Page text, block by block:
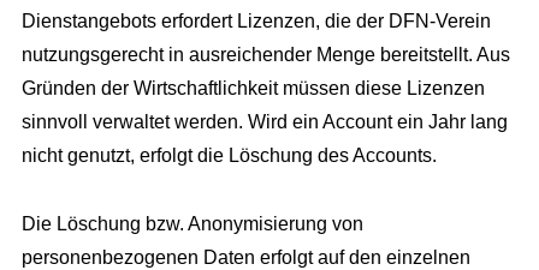
Dienstangebots erfordert Lizenzen, die der DFN-Verein
nutzungsgerecht in ausreichender Menge bereitstellt. Aus
Gründen der Wirtschaftlichkeit müssen diese Lizenzen
sinnvoll verwaltet werden. Wird ein Account ein Jahr lang
nicht genutzt, erfolgt die Löschung des Accounts.
Die Löschung bzw. Anonymisierung von
personenbezogenen Daten erfolgt auf den einzelnen